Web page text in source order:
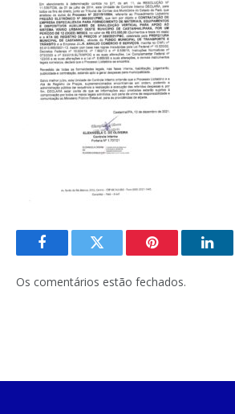
FacebookTwitter Pinterest O
Os comentários estão fechados.